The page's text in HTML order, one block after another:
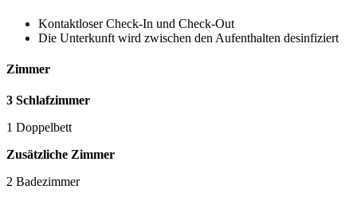
Kontaktloser Check-In und Check-Out
Die Unterkunft wird zwischen den Aufenthalten desinfiziert
Zimmer
3 Schlafzimmer
1 Doppelbett
Zusätzliche Zimmer
2 Badezimmer